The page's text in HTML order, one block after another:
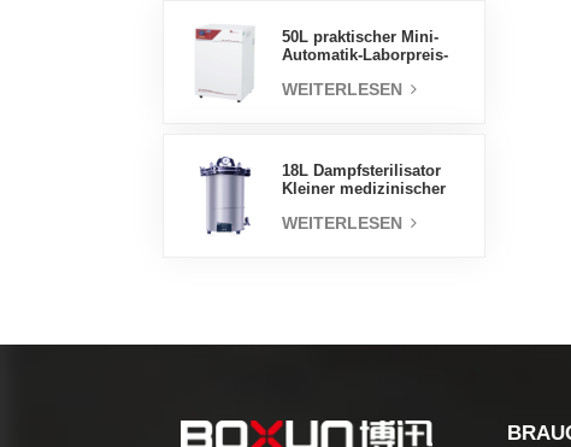
50L praktischer Mini-
Automatik-Laborpreis-
WEITERLESEN
18L Dampfsterilisator
Kleiner medizinischer
Autoklav
WEITERLESEN